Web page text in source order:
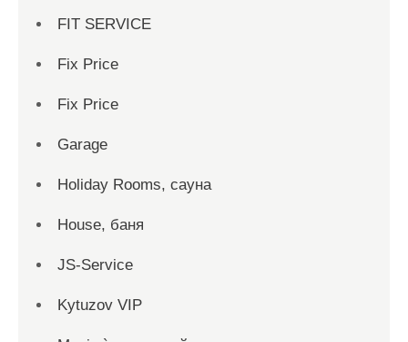
FIT SERVICE
Fix Price
Fix Price
Garage
Holiday Rooms, сауна
House, баня
JS-Service
Kytuzov VIP